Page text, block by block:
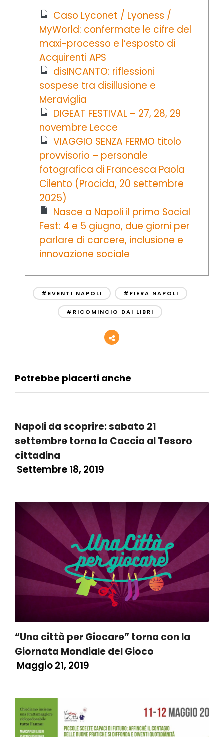
Caso Lyconet / Lyoness /
MyWorld: confermate le cifre del
maxi-processo e l’esposto di
Acquirenti APS
disINCANTO: riflessioni
sospese tra disillusione e
Meraviglia
DIGEAT FESTIVAL – 27, 28, 29
novembre Lecce
VIAGGIO SENZA FERMO titolo
provvisorio – personale
fotografica di Francesca Paola
Cilento (Procida, 20 settembre
2025)
Nasce a Napoli il primo Social
Fest: 4 e 5 giugno, due giorni per
parlare di carcere, inclusione e
innovazione sociale
#EVENTI NAPOLI #FIERA NAPOLI
#RICOMINCIO DAI LIBRI
Potrebbe piacerti anche
Napoli da scoprire: sabato 21
settembre torna la Caccia al Tesoro
cittadina
Settembre 18, 2019
“Una città per Giocare” torna con la
Giornata Mondiale del Gioco
Maggio 21, 2019